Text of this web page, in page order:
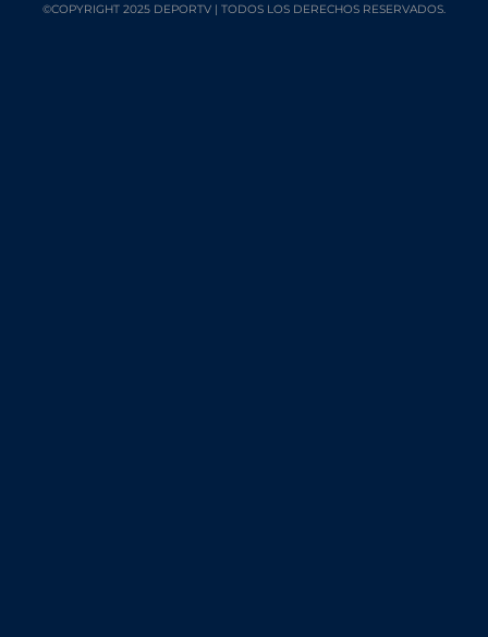
©COPYRIGHT 2025 DEPORTV | TODOS LOS DERECHOS RESERVADOS.